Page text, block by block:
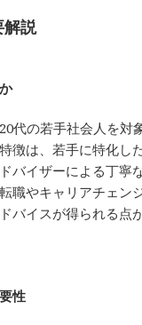
解説
代の若手社会人を対
徴は、若手に特化し
バイザーによる丁寧
職やキャリアチェン
バイスが得られる点
性